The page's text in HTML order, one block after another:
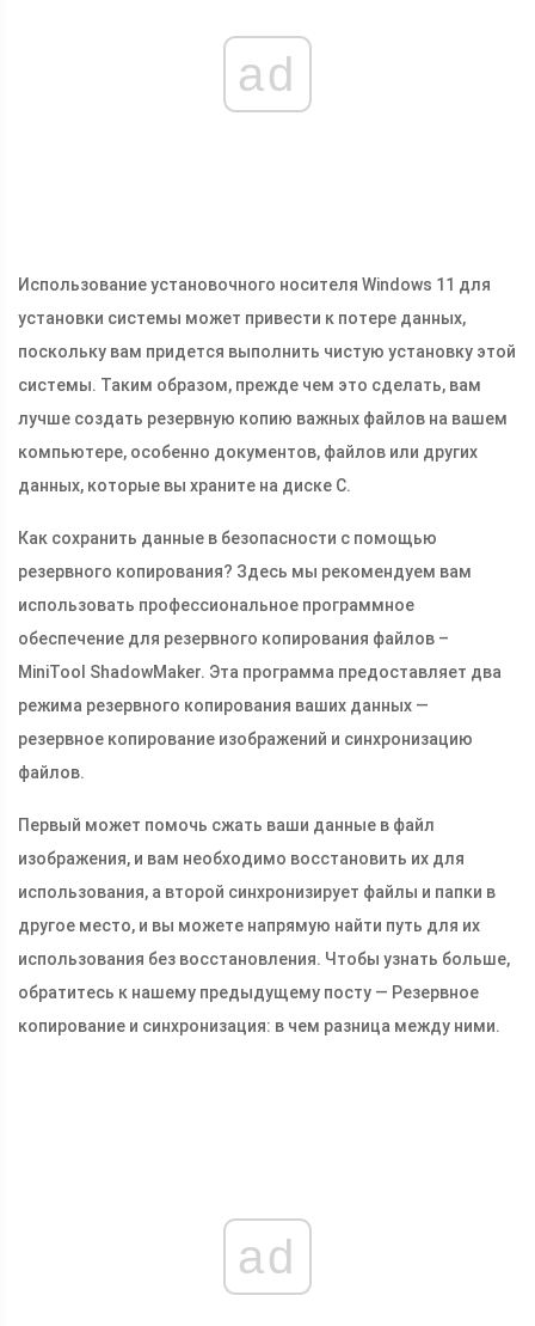
ad
Использование установочного носителя Windows 11 для
установки системы может привести к потере данных,
поскольку вам придется выполнить чистую установку этой
системы. Таким образом, прежде чем это сделать, вам
лучше создать резервную копию важных файлов на вашем
компьютере, особенно документов, файлов или других
данных, которые вы храните на диске C.
Как сохранить данные в безопасности с помощью
резервного копирования? Здесь мы рекомендуем вам
использовать профессиональное программное
обеспечение для резервного копирования файлов –
MiniTool ShadowMaker. Эта программа предоставляет два
режима резервного копирования ваших данных —
резервное копирование изображений и синхронизацию
файлов.
Первый может помочь сжать ваши данные в файл
изображения, и вам необходимо восстановить их для
использования, а второй синхронизирует файлы и папки в
другое место, и вы можете напрямую найти путь для их
использования без восстановления. Чтобы узнать больше,
обратитесь к нашему предыдущему посту — Резервное
копирование и синхронизация: в чем разница между ними.
ad